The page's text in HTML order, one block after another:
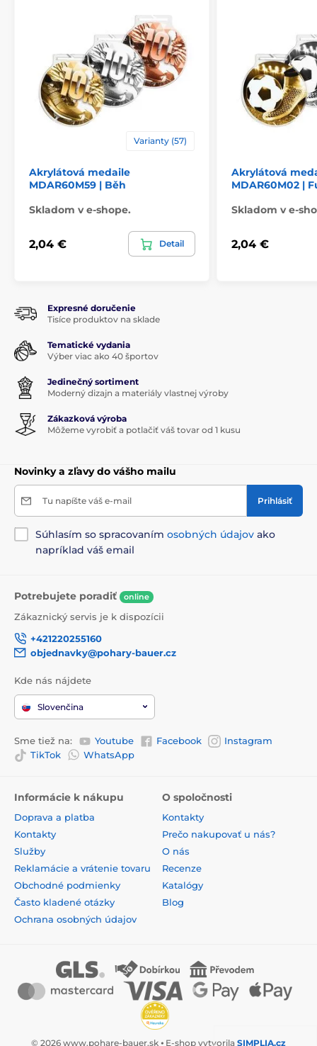
Varianty (57)
Akrylátová medaile
MDAR60M59 | Běh
Skladom v e-shope.
2,04 € Detail
Akrylátová
MDAR60M02 |
Skladom v e-
2,04 €
Expresné doručenie
Tisíce produktov na sklade
Tematické vydania
Výber viac ako 40 športov
Jedinečný sortiment
Moderný dizajn a materiály vlastnej výroby
Zákazková výroba
Môžeme vyrobiť a potlačiť váš tovar od 1 kusu
Novinky a zľavy do vášho mailu
Tu napíšte váš e-mail Prihlásiť
Súhlasím so spracovaním osobných údajov ako
napríklad váš email
Potrebujete poradiť online
Zákaznický servis je k dispozícii
+421220255160
objednavky@pohary-bauer.cz
Kde nás nájdete
Slovenčina
Sme tiež na: Youtube Facebook
Instagram
TikTok
WhatsApp
Informácie k nákupu
Doprava a platba
Kontakty
Služby
Reklamácie a vrátenie tovaru
Obchodné podmienky
Často kladené otázky
Ochrana osobných údajov
O spoločnosti
Kontakty
Prečo nakupovať u nás?
O nás
Recenze
Katalógy
Blog
© 2026 www.pohare-bauer.sk ⦁ E-shop vytvorila SIMPLIA.cz